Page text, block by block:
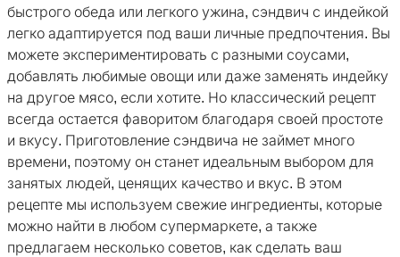
быстрого обеда или легкого ужина, сэндвич с индейкой
легко адаптируется под ваши личные предпочтения. Вы
можете экспериментировать с разными соусами,
добавлять любимые овощи или даже заменять индейку
на другое мясо, если хотите. Но классический рецепт
всегда остается фаворитом благодаря своей простоте
и вкусу. Приготовление сэндвича не займет много
времени, поэтому он станет идеальным выбором для
занятых людей, ценящих качество и вкус. В этом
рецепте мы используем свежие ингредиенты, которые
можно найти в любом супермаркете, а также
предлагаем несколько советов, как сделать ваш